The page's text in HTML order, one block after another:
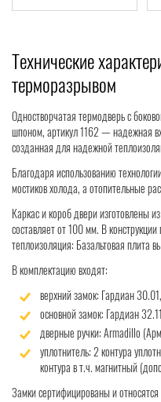
Технические
терморазрывом
Одностворчатая термодверь с
шпоном, артикул 1162 — надежная
созданная для надежной
Благодаря использованию
мостиков холода, а отопительные
Каркас и короб двери изготовлены
составляет от 100 мм. В
теплоизоляция: Базальтовая плита
В комплектацию входят:
верхний замок: Гардиан
основной замок: Гардиан
дверные ручки: Armadillo
уплотнитель: 2 контура
контура в т.ч. магнитный
Замки сертифицированы и